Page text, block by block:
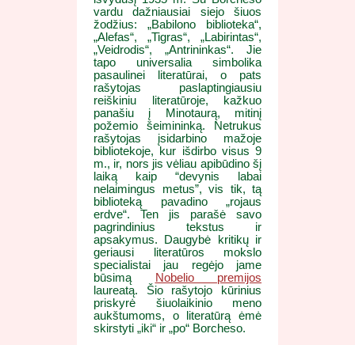
vardu dažniausiai siejo šiuos
žodžius: „Babilono biblioteka“,
„Alefas“, „Tigras“, „Labirintas“,
„Veidrodis“, „Antrininkas“. Jie
tapo universalia simbolika
pasaulinei literatūrai, o pats
rašytojas paslaptingiausiu
reiškiniu literatūroje, kažkuo
panašiu į Minotaurą, mitinį
požemio šeimininką. Netrukus
rašytojas įsidarbino mažoje
bibliotekoje, kur išdirbo visus 9
m., ir, nors jis vėliau apibūdino šį
laiką kaip “devynis labai
nelaimingus metus”, vis tik, tą
biblioteką pavadino „rojaus
erdve“. Ten jis parašė savo
pagrindinius tekstus ir
apsakymus. Daugybė kritikų ir
geriausi literatūros mokslo
specialistai jau regėjo jame
būsimą
Nobelio premijos
laureatą. Šio rašytojo kūrinius
priskyrė šiuolaikinio meno
aukštumoms, o literatūrą ėmė
skirstyti „iki“ ir „po“ Borcheso.